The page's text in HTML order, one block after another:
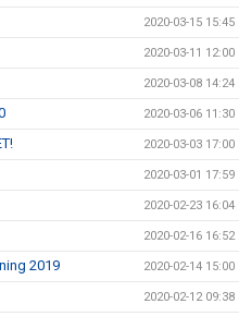
2020-03-15 15:45
2020-03-11 12:00
2020-03-08 14:24
2020-03-06 11:30
2020-03-03 17:00
2020-03-01 17:59
2020-02-23 16:04
2020-02-16 16:52
2019 2020-02-14 15:00
2020-02-12 09:38